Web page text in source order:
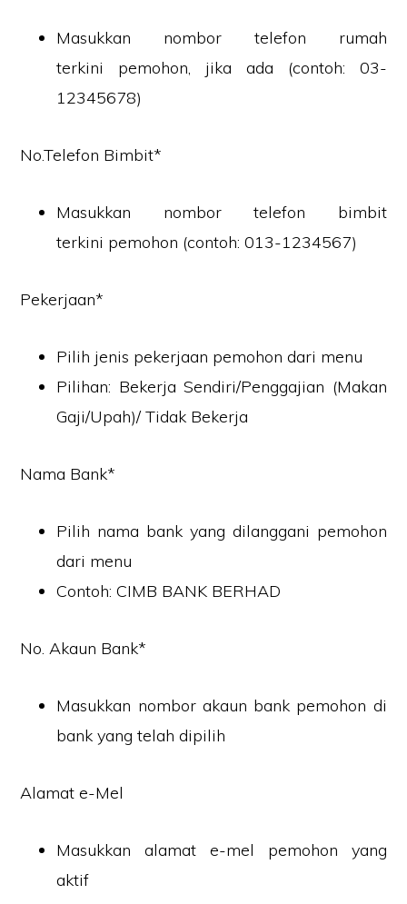
Masukkan nombor telefon rumah
terkini pemohon, jika ada (contoh: 03-
12345678)
No.Telefon Bimbit*
Masukkan nombor telefon bimbit
terkini pemohon (contoh: 013-1234567)
Pekerjaan*
Pilih jenis pekerjaan pemohon dari menu
Pilihan: Bekerja Sendiri/Penggajian (Makan
Gaji/Upah)/ Tidak Bekerja
Nama Bank*
Pilih nama bank yang dilanggani pemohon
dari menu
Contoh: CIMB BANK BERHAD
No. Akaun Bank*
Masukkan nombor akaun bank pemohon di
bank yang telah dipilih
Alamat e-Mel
Masukkan alamat e-mel pemohon yang
aktif